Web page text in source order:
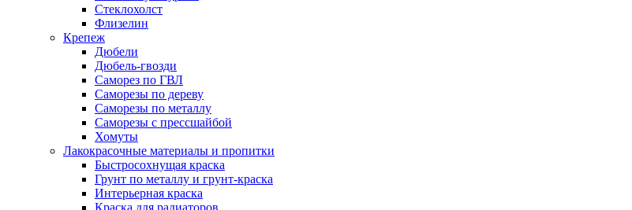
Стеклохолст
Флизелин
Крепеж
Дюбели
Дюбель-гвозди
Саморез по ГВЛ
Саморезы по дереву
Саморезы по металлу
Саморезы с прессшайбой
Хомуты
Лакокрасочные материалы и пропитки
Быстросохнущая краска
Грунт по металлу и грунт-краска
Интерьерная краска
Краска для радиаторов